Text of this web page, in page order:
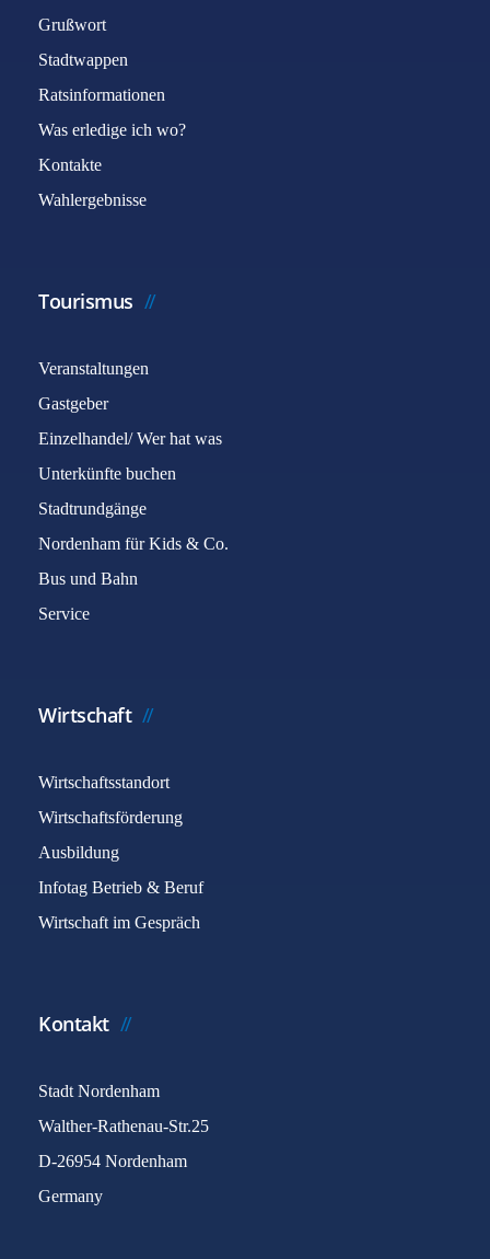
Grußwort
Stadtwappen
Ratsinformationen
Was erledige ich wo?
Kontakte
Wahlergebnisse
Tourismus
Veranstaltungen
Gastgeber
Einzelhandel/ Wer hat was
Unterkünfte buchen
Stadtrundgänge
Nordenham für Kids & Co.
Bus und Bahn
Service
Wirtschaft
Wirtschaftsstandort
Wirtschaftsförderung
Ausbildung
Infotag Betrieb & Beruf
Wirtschaft im Gespräch
Kontakt
Stadt Nordenham
Walther-Rathenau-Str.25
D-26954 Nordenham
Germany